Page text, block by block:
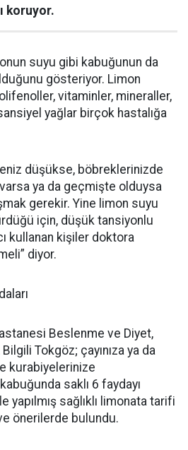
koruyor.
suyu gibi kabuğunun da
gösteriyor. Limon
vitaminler, mineraller,
yağlar birçok hastalığa
düşükse, böbreklerinizde
ya da geçmişte olduysa
gerekir. Yine limon suyu
için, düşük tansiyonlu
kullanan kişiler doktora
diyor.
Beslenme ve Diyet,
Tokgöz; çayınıza ya da
kurabiyelerinize
saklı 6 faydayı
yapılmış sağlıklı limonata tarifi
önerilerde bulundu.